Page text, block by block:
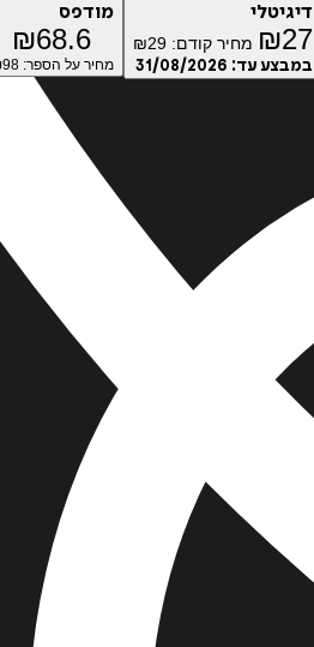
דיגיטלי
₪27 מחיר קודם: ₪29
במבצע עד: 31/08/2026
מודפס
₪68.6
מחיר על הספר: ₪98